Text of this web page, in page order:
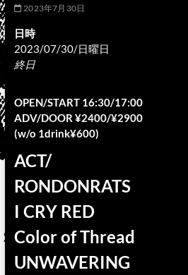
2023年7月30日
日時
2023/07/30/日曜日
終日
OPEN/START 16:30/17:00
ADV/DOOR ¥2400/¥2900
(w/o 1drink¥600)
ACT/
RONDONRATS
I CRY RED
Color of Thread
UNWAVERING